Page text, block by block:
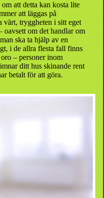
att detta kan kosta lite
att läggas på
värt, tryggheten i sitt eget
oavsett om det handlar om
ska ta hjälp av en
i de allra flesta fall finns
– personer inom
ditt hus skinande rent
betalt för att göra.